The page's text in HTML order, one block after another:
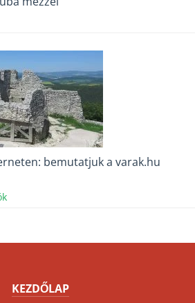
bemutatjuk a varak.hu
KEZDŐLAP